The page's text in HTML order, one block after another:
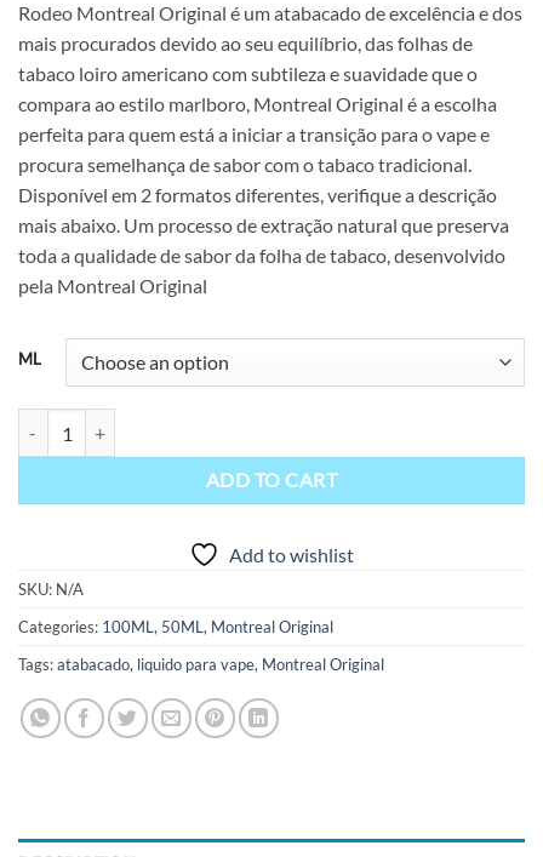
$11.00
through
$15.90
Rodeo Montreal Original é um atabacado de excelência e dos
mais procurados devido ao seu equilíbrio, das folhas de
tabaco loiro americano com subtileza e suavidade que o
compara ao estilo marlboro, Montreal Original é a escolha
perfeita para quem está a iniciar a transição para o vape e
procura semelhança de sabor com o tabaco tradicional.
Disponível em 2 formatos diferentes, verifique a descrição
mais abaixo. Um processo de extração natural que preserva
toda a qualidade de sabor da folha de tabaco, desenvolvido
pela Montreal Original
ML
ADD TO CART
Add to wishlist
SKU: N/A
Categories: 100ML , 50ML , Montreal Original
Tags:atabacado, liquido para vape, Montreal Original